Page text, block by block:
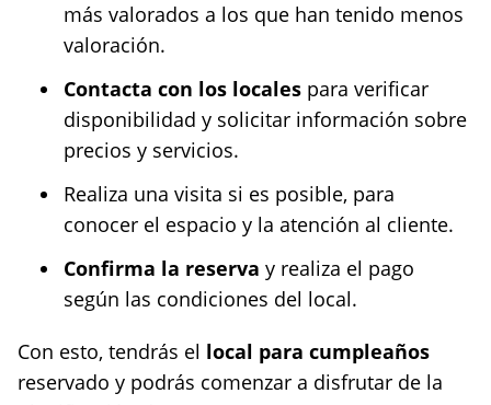
más valorados a los que han tenido menos
valoración.
Contacta con los locales para verificar
disponibilidad y solicitar información sobre
precios y servicios.
Realiza una visita si es posible, para
conocer el espacio y la atención al cliente.
Confirma la reserva y realiza el pago
según las condiciones del local.
Con esto, tendrás el local para cumpleaños
reservado y podrás comenzar a disfrutar de la